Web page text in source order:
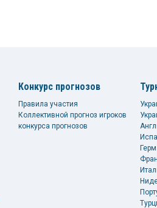
Конкурс прогнозов
Правила участия
Коллективной прогноз игроков
конкурса прогнозов